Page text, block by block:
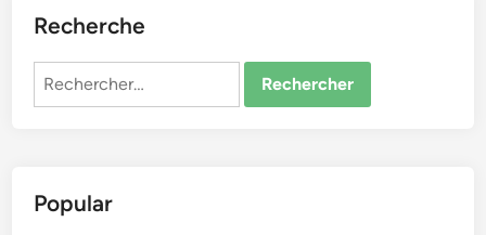
Recherche
Rechercher :
Popular